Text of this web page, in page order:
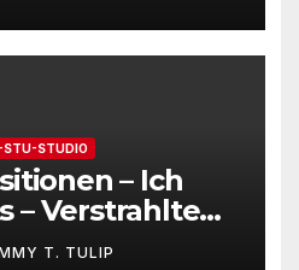
soziale
STU-STUDIO
– Ich
– Verstrahlte
T. TULIP